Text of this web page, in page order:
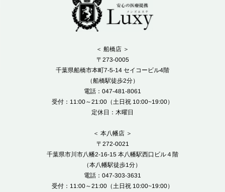
＜ 船橋店 ＞
〒273-0005
千葉県船橋市本町7-5-14 セイコービル4階
（船橋駅徒歩2分）
電話：047-481-8061
受付：11:00～21:00（土日祝 10:00~19:00）
定休日：木曜日
＜ 本八幡店 ＞
〒272-0021
千葉県市川市八幡2-16-15 本八幡駅西口ビル４階
（本八幡駅徒歩1分）
電話：047-303-3631
受付：11:00～21:00（土日祝 10:00~19:00）